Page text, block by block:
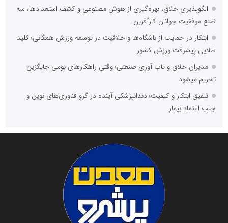
الگوپذیری خلاق، بهره‌گیری از هوش مصنوعی و کشف استعدادها، سه
ضلع موفقیت جوانان کارآفرین
ابتکار در حمایت از باشگاه‌ها و خلاقیت در توسعه ورزش همگانی؛ کلید
طلایی پیشرفت ورزش کشور
مدیران خلاق و تاب آوری صنعتی؛ وقتی راهکارهای بومی جایگزین
تحریم میشود
تلفیق ابتکار و کیفیت؛ دندانپزشکی آینده در گرو فناوری‌های نوین و
جلب اعتماد بیمار